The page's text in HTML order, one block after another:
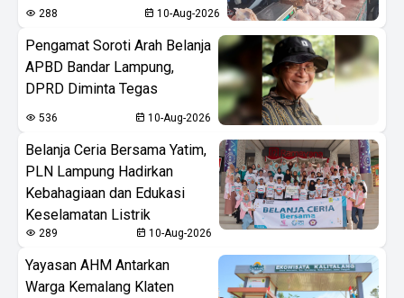
288 10-Aug-2026
Pengamat Soroti Arah Belanja
APBD Bandar Lampung,
DPRD Diminta Tegas
536 10-Aug-2026
Belanja Ceria Bersama Yatim,
PLN Lampung Hadirkan
Kebahagiaan dan Edukasi
Keselamatan Listrik
289 10-Aug-2026
Yayasan AHM Antarkan
Warga Kemalang Klaten